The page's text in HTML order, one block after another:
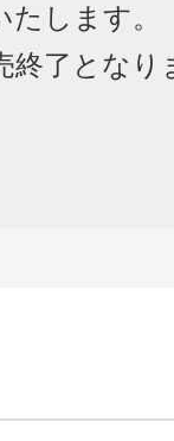
します。
終了となり